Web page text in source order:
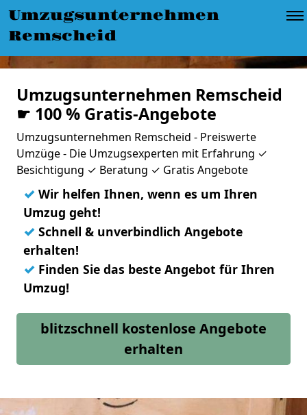
Umzugsunternehmen
Remscheid
Umzugsunternehmen Remscheid
☛ 100 % Gratis-Angebote
Umzugsunternehmen Remscheid - Preiswerte
Umzüge - Die Umzugsexperten mit Erfahrung ✓
Besichtigung ✓ Beratung ✓ Gratis Angebote
✓ Wir helfen Ihnen, wenn es um Ihren
Umzug geht!
✓ Schnell & unverbindlich Angebote
erhalten!
✓ Finden Sie das beste Angebot für Ihren
Umzug!
blitzschnell kostenlose Angebote
erhalten